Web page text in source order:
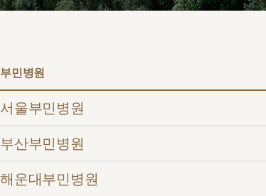
부민병원
서울부민병원
부산부민병원
해운대부민병원